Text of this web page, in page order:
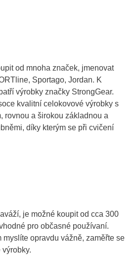
od mnoha značek, jmenovat
Sportago, Jordan. K
výrobky značky StrongGear.
kvalitní celokovové výrobky s
rovnou a širokou základnou a
díky kterým se při cvičení
je možné koupit od cca 300
pro občasné používaní.
myslíte opravdu vážně, zaměřte se